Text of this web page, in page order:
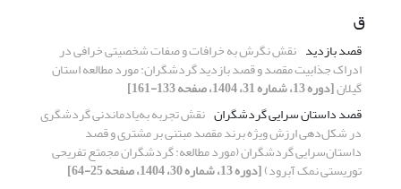
ق
قصد بازدید نقش نگرش به خرافات و صفات شخصیتی خرافی در
ادراک جذابیت مقصد و قصد بازدید گردشگران: مورد مطالعه استان
گیلان[دوره 13، شماره 31، 1404، صفحه 133-161]
قصد داستان سرایی گردشگران نقش تجربه به‌یادماندنی گردشگری
در شکل‌دهی ارزش ویژه برند مقصد مبتنی بر مشتری و قصد
داستان‌سرایی ‌گردشگران (مورد مطالعه: گردشگران مجمتع تفریحی
توریستی نمک آبرود)[دوره 13، شماره 30، 1404، صفحه 25-64]